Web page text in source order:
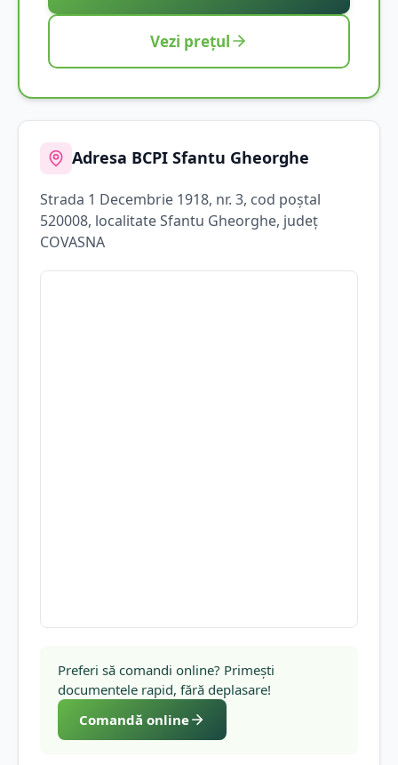
Vezi prețul
Adresa BCPI Sfantu Gheorghe
Strada 1 Decembrie 1918, nr. 3, cod poștal
520008, localitateSfantu Gheorghe, județ
COVASNA
Preferi să comandi online? Primești
documentele rapid, fără deplasare!
Comandă online